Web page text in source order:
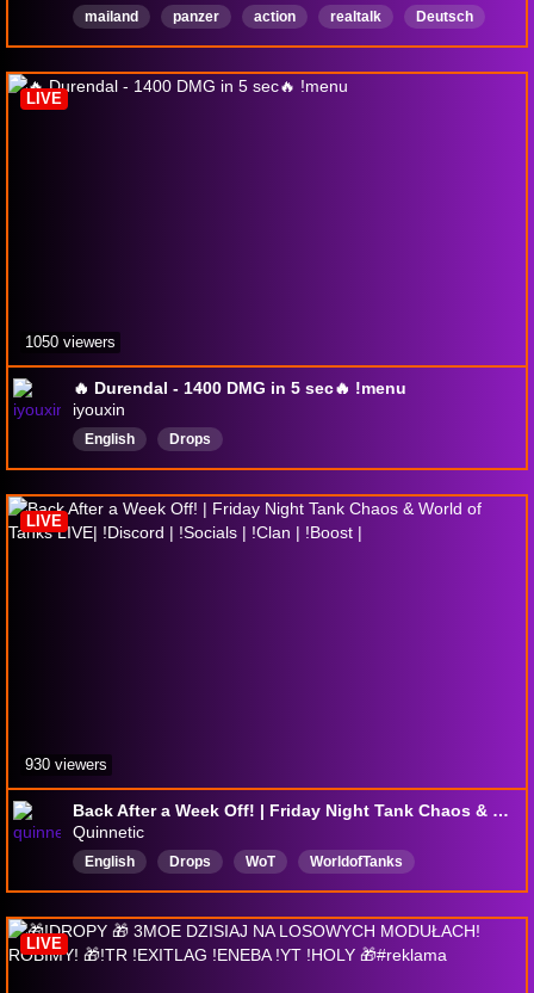
mailand panzer action realtalk Deutsch
🔥 Durendal - 1400 DMG in 5 sec🔥 !menu
iyouxin
English Drops
LIVE
1050 viewers
Back After a Week Off! | Friday Night Tank Chaos & World of Tanks LIVE| !Discord | !Socials | !Clan | !Boost |
Quinnetic
English Drops WoT
WorldofTanks
Community
Interactive Comedy
Sarcasm
Chatty
LIVE
930 viewers
LIVE